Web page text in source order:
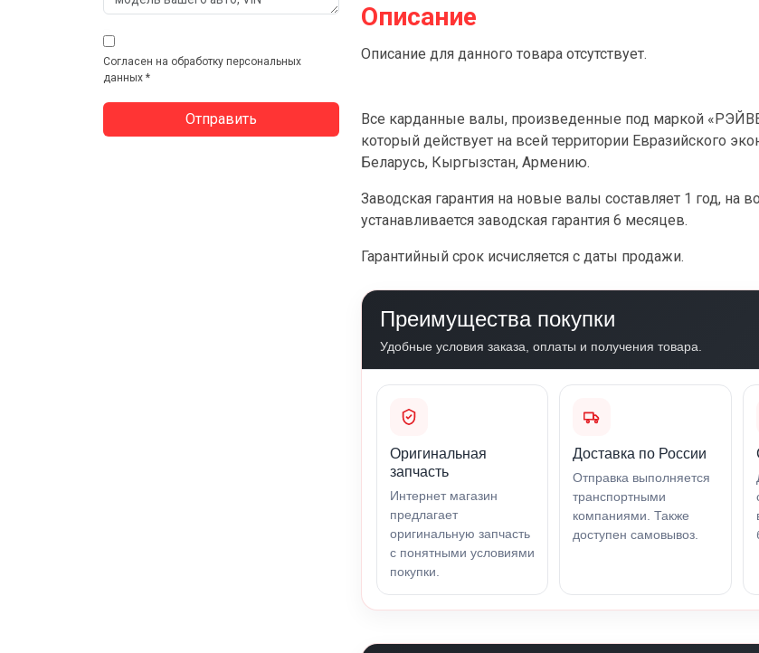
Согласен на обработку персональных
данных *
Описание
Описание для данного товара отсутствует.
Все карданные валы, произведенные под маркой
который действует на всей территории Евразийского
Беларусь, Кыргызстан, Армению.
Заводская гарантия на новые валы составляет 1 год, на
устанавливается заводская гарантия 6 месяцев.
Гарантийный срок исчисляется с даты продажи.
Преимущества покупки
Удобные условия заказа, оплаты и получения товара.
Оригинальная
запчасть
Интернет магазин
предлагает
оригинальную запчасть
с понятными условиями
покупки.
Доставка по России
Отправка выполняется
транспортными
компаниями. Также
доступен самовывоз.